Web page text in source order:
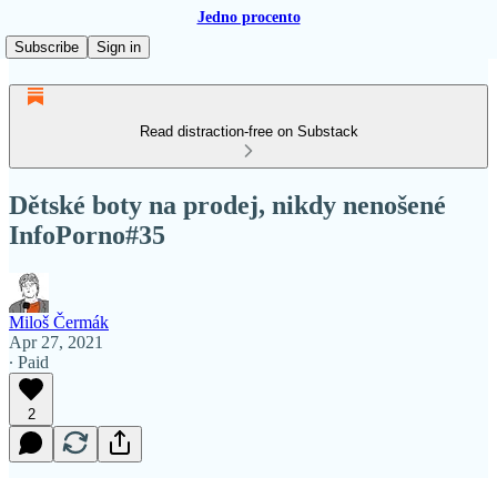
Jedno procento
Subscribe
Sign in
Read distraction-free on Substack
Dětské boty na prodej, nikdy nenošené
InfoPorno#35
Miloš Čermák
Apr 27, 2021
∙ Paid
2